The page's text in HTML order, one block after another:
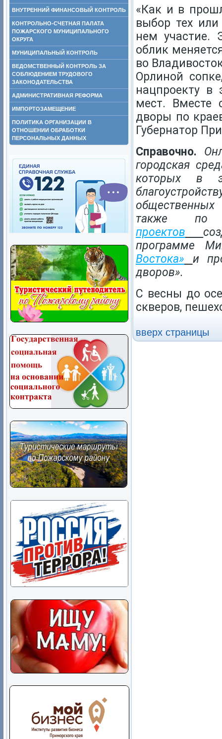
ВНУТРЕННИЙ ФИНАНСОВЫЙ КОНТРОЛЬ
КОНТРОЛЬНО-СЧЕТНАЯ ПАЛАТА
ПОЖАРСКОГО МУНИЦИПАЛЬНОГО
ОКРУГА
МУНИЦИПАЛЬНЫЙ КОНТРОЛЬ
ВЕДОМСТВЕННЫЙ КОНТРОЛЬ ЗА
СОБЛЮДЕНИЕМ ТРУДОВОГО
ЗАКОНОДАТЕЛЬСТВА
АДМИНИСТРАТИВНАЯ РЕФОРМА
ИМПОРТОЗАМЕЩЕНИЕ
ПОЛИТИКА ОРГАНИЗАЦИИ В
ОТНОШЕНИИ ОБРАБОТКИ
ПЕРСОНАЛЬНЫХ ДАННЫХ
«Как и в
выбор тех
нем участие.
облик
во
Орлиной
нацпроекту в
мест. Вместе
дворы по
Губернатор
Справочно.
городская
которых в
также по
проектов
программе
Востока»
и
дворов».
С весны до
скверов,
вверх страницы